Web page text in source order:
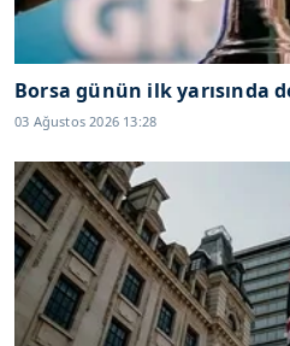
Borsa günün ilk yarısında
03 Ağustos 2026 13:28